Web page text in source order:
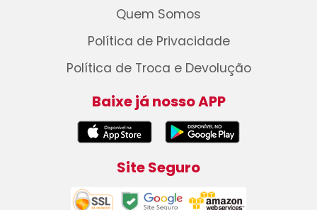
Quem Somos
Política de Privacidade
Política de Troca e Devolução
Baixe já nosso APP
Site Seguro